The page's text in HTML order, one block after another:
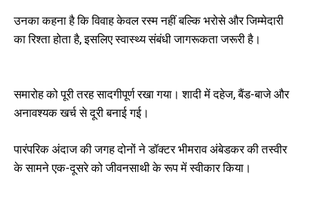
उनका कहना है कि विवाह केवल रस्म नहीं बल्कि भरोसे और जिम्मेदारी
का रिश्ता होता है, इसलिए स्वास्थ्य संबंधी जागरूकता जरूरी है।
समारोह को पूरी तरह सादगीपूर्ण रखा गया। शादी में दहेज, बैंड-बाजे और
अनावश्यक खर्च से दूरी बनाई गई।
पारंपरिक अंदाज की जगह दोनों ने डॉक्टर भीमराव अंबेडकर की तस्वीर
के सामने एक-दूसरे को जीवनसाथी के रूप में स्वीकार किया।